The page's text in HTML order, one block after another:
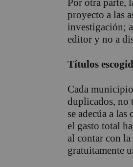
Por otra parte,
proyecto a las
investigación;
editor y no a
Títulos
Cada
duplicados, no
se adecúa a
el gasto total
al contar con
gratuitamente